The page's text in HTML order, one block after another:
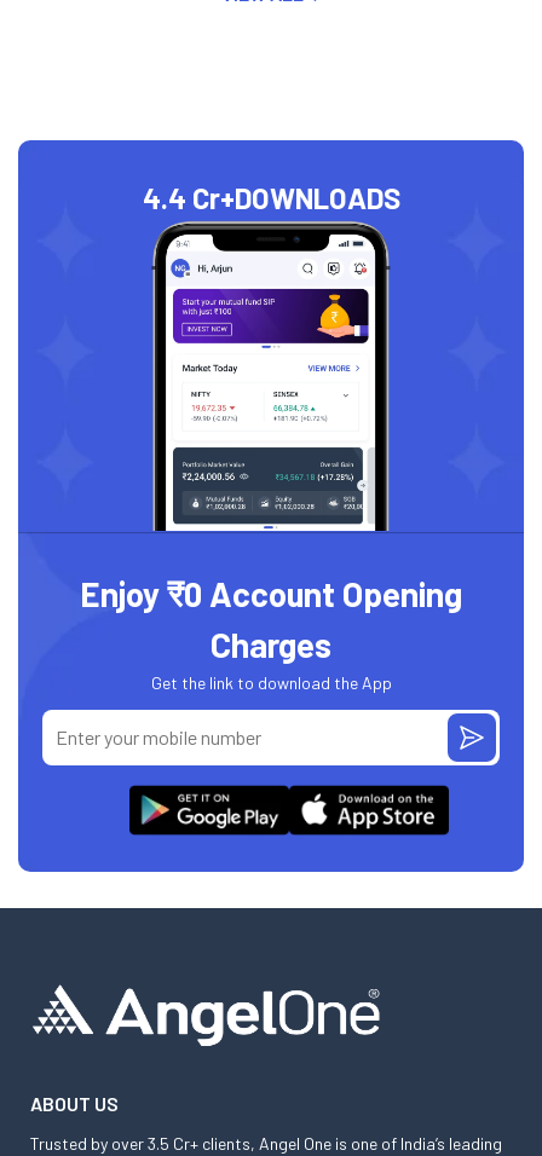
4.4 Cr+DOWNLOADS
Enjoy ₹0 Account Opening
Charges
Get the link to download the App
ABOUT US
Trusted by over 3.5 Cr+ clients, Angel One is one of India’s leading